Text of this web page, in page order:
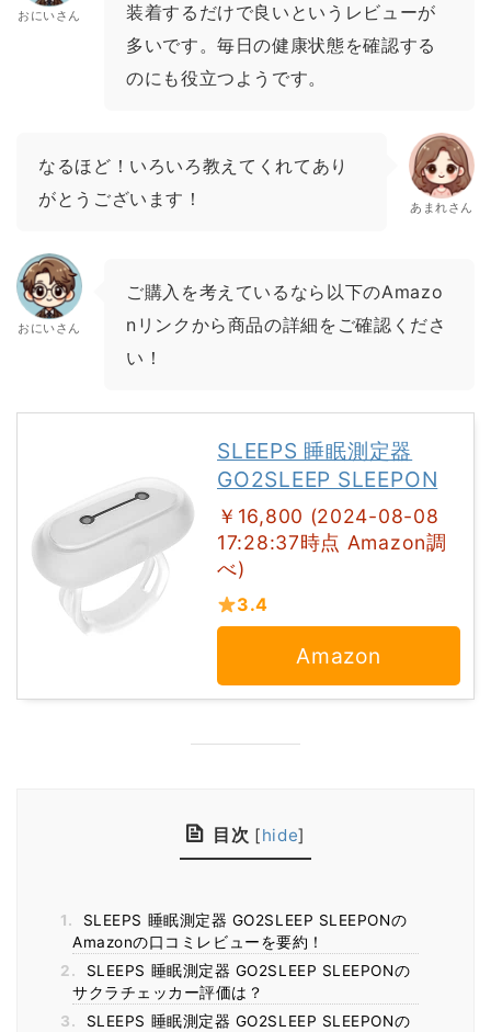
おにいさん
装着するだけで良いというレビューが
多いです。毎日の健康状態を確認する
のにも役立つようです。
なるほど！いろいろ教えてくれてあり
がとうございます！
あまれさん
おにいさん
ご購入を考えているなら以下のAmazo
nリンクから商品の詳細をご確認くださ
い！
SLEEPS 睡眠測定器
GO2SLEEP SLEEPON
￥16,800 (2024-08-08
17:28:37時点 Amazon調
べ)
3.4
Amazon
目次 [hide]
1.
SLEEPS 睡眠測定器 GO2SLEEP SLEEPONの
Amazonの口コミレビューを要約！
2.
SLEEPS 睡眠測定器 GO2SLEEP SLEEPONの
サクラチェッカー評価は？
3.
SLEEPS 睡眠測定器 GO2SLEEP SLEEPONの